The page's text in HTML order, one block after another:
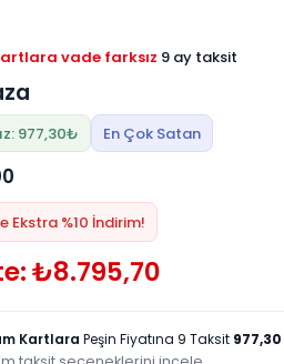
vade farksız 9 ay taksit
977,30₺ En Çok Satan
Ekstra %10 İndirim!
₺8.795,70
Kartlara Peşin Fiyatına 9 Taksit 977,30